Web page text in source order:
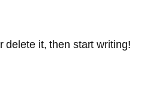
delete it, then start writing!